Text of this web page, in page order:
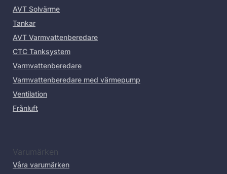
AVT Solvärme
Tankar
AVT Varmvattenberedare
CTC Tanksystem
Varmvattenberedare
Varmvattenberedare med värmepump
Ventilation
Frånluft
Varumärken
Våra varumärken